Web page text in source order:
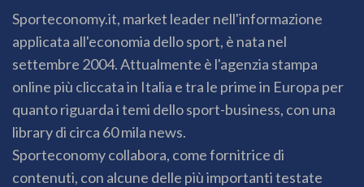
Sporteconomy.it, market leader nell'informazione
applicata all'economia dello sport, è nata nel
settembre 2004. Attualmente è l'agenzia stampa
online più cliccata in Italia e tra le prime in Europa per
quanto riguarda i temi dello sport-business, con una
library di circa 60 mila news.
Sporteconomy collabora, come fornitrice di
contenuti, con alcune delle più importanti testate